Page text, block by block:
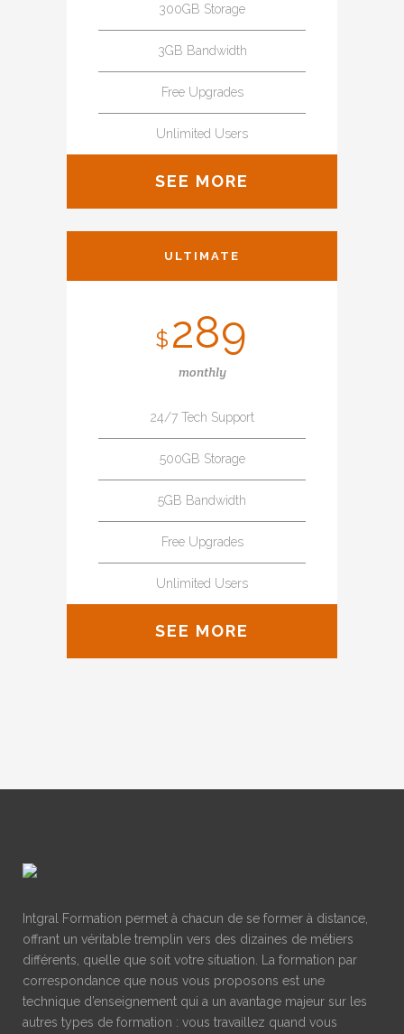
300GB Storage
3GB Bandwidth
Free Upgrades
Unlimited Users
SEE MORE
ULTIMATE
$ 289
monthly
24/7 Tech Support
500GB Storage
5GB Bandwidth
Free Upgrades
Unlimited Users
SEE MORE
Intgral Formation permet à chacun de se former à distance,
offrant un véritable tremplin vers des dizaines de métiers
différents, quelle que soit votre situation. La formation par
correspondance que nous vous proposons est une
technique d’enseignement qui a un avantage majeur sur les
autres types de formation : vous travaillez quand vous